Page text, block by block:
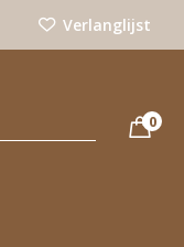
Verlanglijst
0